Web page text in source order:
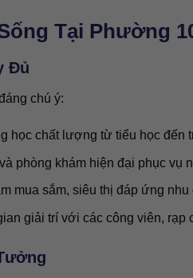
Tại Phường
Đủ
chú ý:
học chất lượng từ tiểu học đến
phòng khám hiện đại phục vụ
mua sắm, siêu thị đáp ứng
giải trí với các công viên, rạp